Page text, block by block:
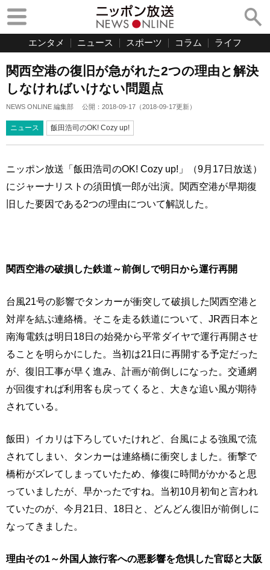
エンタメ ニュース スポーツ コラム ライフ
関西空港の復旧が急がれた2つの理由と解決
しなければいけない問題点
NEWS ONLINE 編集部 公開： 2018-09-17 （2018-09-17更新）
ニュース 飯田浩司のOK! Cozy up!
ニッポン放送「飯田浩司のOK! Cozy up!」（9月17日放送）
にジャーナリストの須田慎一郎が出演。関西空港が早期復
旧した要因である2つの理由について解説した。
関西空港の破損した鉄道～前倒しで明日から運行再開
台風21号の影響でタンカーが衝突して破損した関西空港と
対岸を結ぶ連絡橋。そこを走る鉄道について、JR西日本と
南海電鉄は明日18日の始発から平常ダイヤで運行再開させ
ることを明らかにした。当初は21日に再開する予定だった
が、復旧工事が早く進み、計画が前倒しになった。交通網
が回復すれば利用客も戻ってくると、大きな追い風が期待
されている。
飯田）イカリは下ろしていたけれど、台風による強風で流
されてしまい、タンカーは連絡橋に衝突しました。衝撃で
橋桁がズレてしまっていたため、修復に時間がかかると思
っていましたが、早かったですね。当初10月初旬と言われ
ていたのが、今月21日、18日と、どんどん復旧が前倒しに
なってきました。
理由その1～外国人旅行客への悪影響を危惧した官邸と大阪